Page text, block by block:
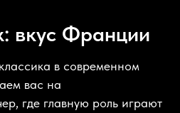
вкус Франции
в современном
вас на
где главную роль играют